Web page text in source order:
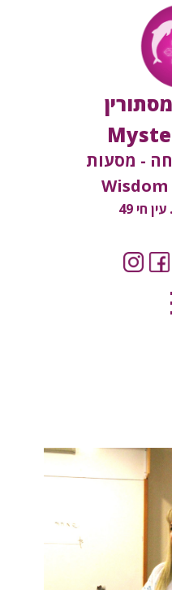
- מסעות
נוסד בשנת 2012. עין חי 49